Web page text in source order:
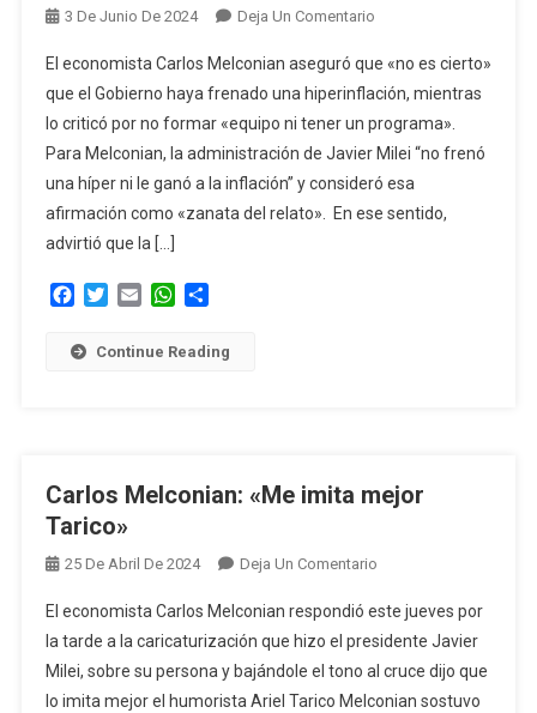
3 De Junio De 2024 Deja Un ComentarioEn
Advierte
Que
No
Es
Cierto
Que
El economista Carlos Melconian aseguró que «no es cierto»
que el Gobierno haya frenado una hiperinflación, mientras
lo criticó por no formar «equipo ni tener un programa».
Para Melconian, la administración de Javier Milei “no frenó
una híper ni le ganó a la inflación” y consideró esa
afirmación como «zanata del relato». En ese sentido,
advirtió que la […]
Facebook
TwitterEmail WhatsApp
Continue Reading
Carlos Melconian: «Me imita mejor
Tarico»
25 De Abril De 2024 Deja Un Comentario
Melconian:
«Me
Imita
Mejor
El economista Carlos Melconian respondió este jueves por
la tarde a la caricaturización que hizo el presidente Javier
Milei, sobre su persona y bajándole el tono al cruce dijo que
lo imita mejor el humorista Ariel Tarico Melconian sostuvo